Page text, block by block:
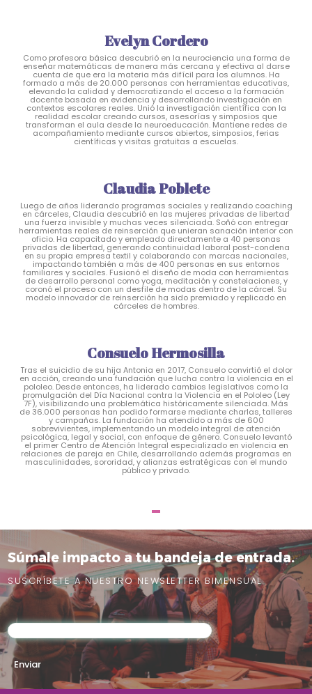
Evelyn Cordero
Como profesora básica descubrió en la neurociencia una forma de
enseñar matemáticas de manera más cercana y efectiva al darse
cuenta de que era la materia más difícil para los alumnos. Ha
formado a más de 20.000 personas con herramientas educativas,
elevando la calidad y democratizando el acceso a la formación
docente basada en evidencia y desarrollando investigación en
contextos escolares reales. Unió la investigación científica con la
realidad escolar creando cursos, asesorías y simposios que
transforman el aula desde la neuroeducación. Mantiene redes de
acompañamiento mediante cursos abiertos, simposios, ferias
científicas y visitas gratuitas a escuelas.
Claudia Poblete
Luego de años liderando programas sociales y realizando coaching
en cárceles, Claudia descubrió en las mujeres privadas de libertad
una fuerza invisible y muchas veces silenciada. Soñó con entregar
herramientas reales de reinserción que unieran sanación interior con
oficio. Ha capacitado y empleado directamente a 40 personas
privadas de libertad, generando continuidad laboral post-condena
en su propia empresa textil y colaborando con marcas nacionales,
impactando también a más de 400 personas en sus entornos
familiares y sociales. Fusionó el diseño de moda con herramientas
de desarrollo personal como yoga, meditación y constelaciones, y
coronó el proceso con un desfile de modas dentro de la cárcel. Su
modelo innovador de reinserción ha sido premiado y replicado en
cárceles de hombres.
Consuelo Hermosilla
Tras el suicidio de su hija Antonia en 2017, Consuelo convirtió el dolor
en acción, creando una fundación que lucha contra la violencia en el
pololeo. Desde entonces, ha liderado cambios legislativos como la
promulgación del Día Nacional contra la Violencia en el Pololeo (Ley
7F), visibilizando una problemática históricamente silenciada. Más
de 36.000 personas han podido formarse mediante charlas, talleres
y campañas. La fundación ha atendido a más de 600
sobrevivientes, implementando un modelo integral de atención
psicológica, legal y social, con enfoque de género. Consuelo levantó
el primer Centro de Atención Integral especializado en violencia en
relaciones de pareja en Chile, desarrollando además programas en
masculinidades, sororidad, y alianzas estratégicas con el mundo
público y privado.
Súmale impacto a tu bandeja de entrada.
SUSCRÍBETE A NUESTRO NEWSLETTER BIMENSUAL